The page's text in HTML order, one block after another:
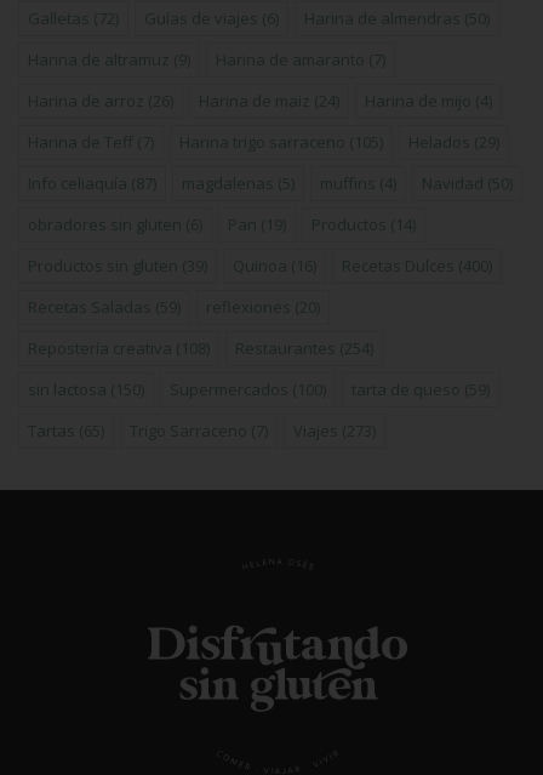
Galletas (72) Guías de viajes (6) Harina de almendras (50)
Harina de altramuz (9) Harina de amaranto (7)
Harina de arroz (26) Harina de maiz (24) Harina de mijo (4)
Harina de Teff (7) Harina trigo sarraceno (105) Helados (29)
Info celiaquía (87) magdalenas (5) muffins (4) Navidad (50)
obradores sin gluten (6) Pan (19) Productos (14)
Productos sin gluten (39) Quinoa (16) Recetas Dulces (400)
Recetas Saladas (59) reflexiones (20)
Repostería creativa (108) Restaurantes (254)
sin lactosa (150) Supermercados (100) tarta de queso (59)
Tartas (65) Trigo Sarraceno (7) Viajes (273)